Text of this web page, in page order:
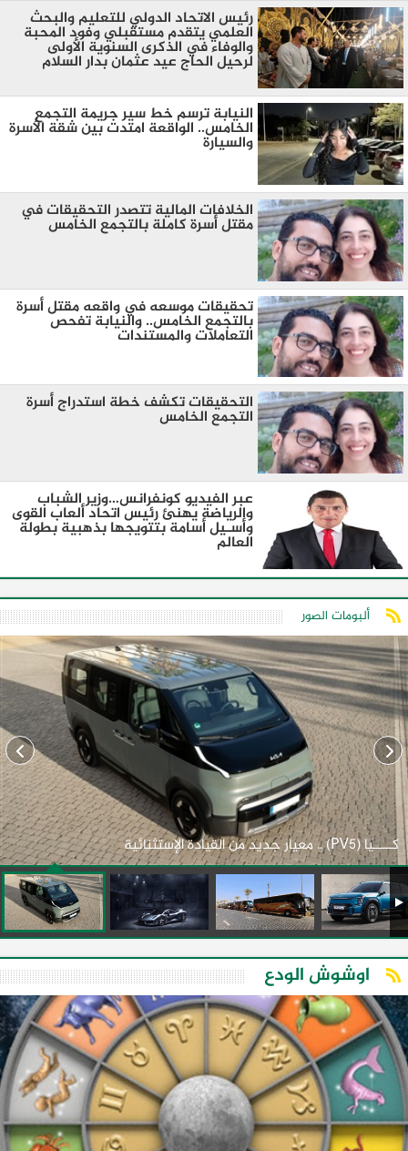
رئيس الاتحاد الدولي للتعليم والبحث
العلمي يتقدم مستقبلي وفود المحبة
والوفاء في الذكرى السنوية الأولى
لرحيل الحاج عيد عثمان بدار السلام
النيابة ترسم خط سير جريمة التجمع
الخامس.. الواقعة امتدت بين شقة الأسرة
والسيارة
الخلافات المالية تتصدر التحقيقات في
مقتل أسرة كاملة بالتجمع الخامس
تحقيقات موسعه في واقعه مقتل أسرة
بالتجمع الخامس.. والنيابة تفحص
التعاملات والمستندات
التحقيقات تكشف خطة استدراج أسرة
التجمع الخامس
عبر الفيديو كونفرانس…وزير الشباب
والرياضة يهنئ رئيس اتحاد ألعاب القوى
وأسـيل أسامة بتتويجها بذهبية بطولة
العالم
ألبومات الصور
كـــــيا (PV5) .. معيار جديد من القيادة الإستثنائية
اوشوش الودع